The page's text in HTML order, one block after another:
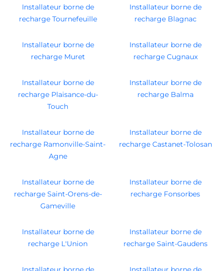
Installateur borne de
recharge Tournefeuille
Installateur borne de
recharge Blagnac
Installateur borne de
recharge Muret
Installateur borne de
recharge Cugnaux
Installateur borne de
recharge Plaisance-du-
Touch
Installateur borne de
recharge Balma
Installateur borne de
recharge Ramonville-Saint-
Agne
Installateur borne de
recharge Castanet-Tolosan
Installateur borne de
recharge Saint-Orens-de-
Gameville
Installateur borne de
recharge Fonsorbes
Installateur borne de
recharge L'Union
Installateur borne de
recharge Saint-Gaudens